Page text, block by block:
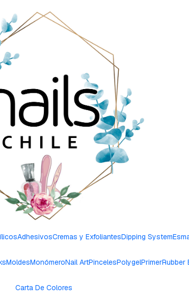
AdhesivosCremas y ExfoliantesDipping System
MoldesMonómeroNail ArtPincelesPolygelPrimerRubber
Carta De Colores